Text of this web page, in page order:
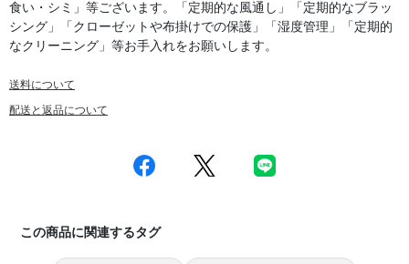
食い・シミ」等ございます。「定期的な風通し」「定期的なブラッ
シング」「クローゼットや布掛けでの保護」「湿度管理」「定期的
なクリーニング」等お手入れをお願いします。
送料について
配送と返品について
この商品に関連するタグ